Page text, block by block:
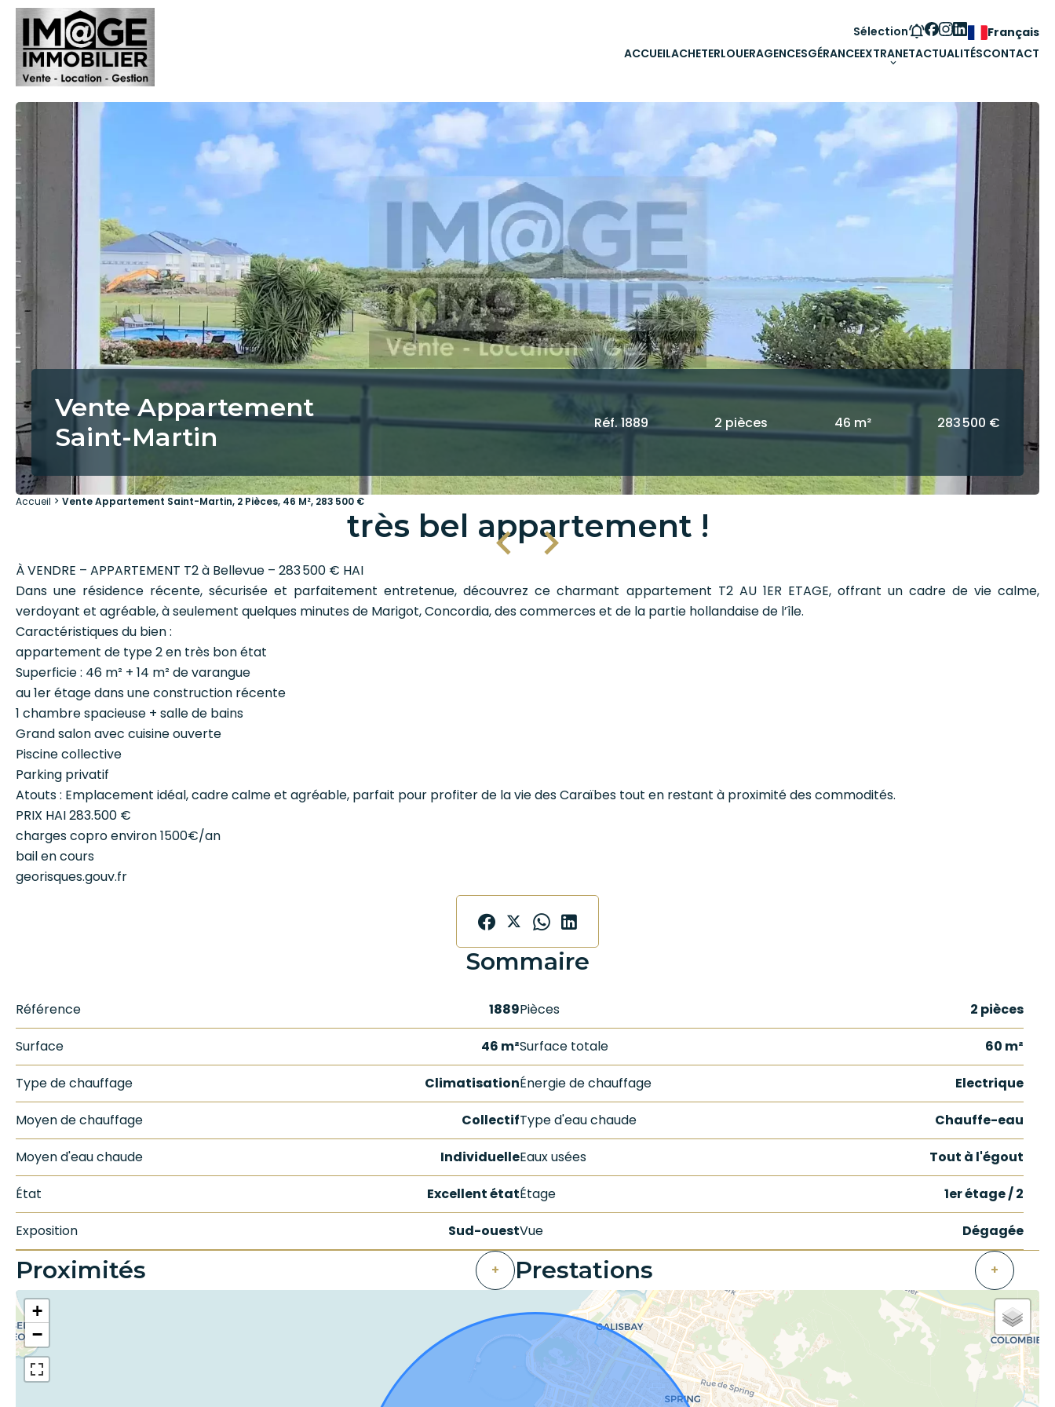
Sélection
Français
ACCUEILACHETERLOUERAGENCESGÉRANCEEXTRANETACTUALITÉSCONTACT
Vente Appartement
Saint-Martin
Réf. 1889 2 pièces 46 m² 283 500 €
Accueil Vente Appartement Saint-Martin, 2 Pièces, 46 M², 283 500 €
très bel appartement !
À VENDRE – APPARTEMENT T2 à Bellevue – 283 500 € HAI
Dans une résidence récente, sécurisée et parfaitement entretenue, découvrez ce charmant appartement T2 AU 1ER ETAGE, offrant un cadre de vie calme,
verdoyant et agréable, à seulement quelques minutes de Marigot, Concordia, des commerces et de la partie hollandaise de l’île.
Caractéristiques du bien :
appartement de type 2 en très bon état
Superficie : 46 m² + 14 m² de varangue
au 1er étage dans une construction récente
1 chambre spacieuse + salle de bains
Grand salon avec cuisine ouverte
Piscine collective
Parking privatif
Atouts : Emplacement idéal, cadre calme et agréable, parfait pour profiter de la vie des Caraïbes tout en restant à proximité des commodités.
PRIX HAI 283.500 €
charges copro environ 1500€/an
bail en cours
georisques.gouv.fr
Sommaire
Référence 1889Pièces 2 pièces
Surface 46 m²Surface totale 60 m²
Type de chauffage ClimatisationÉnergie de chauffage Electrique
Moyen de chauffage CollectifType d'eau chaude Chauffe-eau
Moyen d'eau chaude IndividuelleEaux usées Tout à l'égout
État Excellent étatÉtage 1er étage / 2
Exposition Sud-ouestVue Dégagée
Proximités + Prestations +
+
−